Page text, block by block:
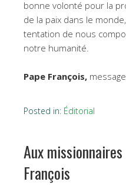
bonne volonté pour la
de la paix dans le
tentation de nous
notre humanité.
Pape François,
Posted in: Éditorial
Aux
François